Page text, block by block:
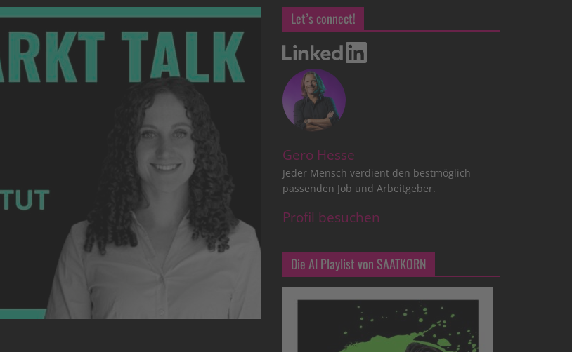
Let’s connect!
Gero Hesse
Jeder Mensch verdient den bestmöglich
passenden Job und Arbeitgeber.
Profil besuchen
Die AI Playlist von SAATKORN